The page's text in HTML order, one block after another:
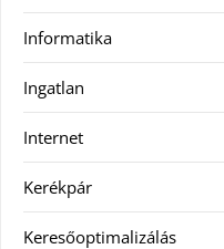
Informatika
Ingatlan
Internet
Kerékpár
Keresőoptimalizálás